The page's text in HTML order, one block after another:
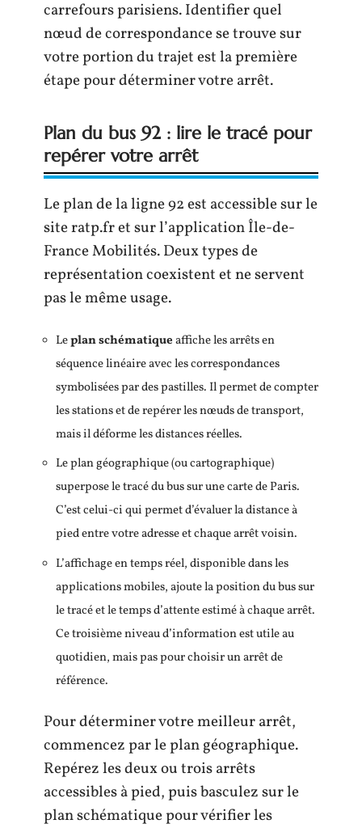
carrefours parisiens. Identifier quel
nœud de correspondance se trouve sur
votre portion du trajet est la première
étape pour déterminer votre arrêt.
Plan du bus 92 : lire le tracé pour
repérer votre arrêt
Le plan de la ligne 92 est accessible sur le
site ratp.fr et sur l’application Île-de-
France Mobilités. Deux types de
représentation coexistent et ne servent
pas le même usage.
Leplan schématiqueaffiche les arrêts en
séquence linéaire avec les correspondances
symbolisées par des pastilles. Il permet de compter
les stations et de repérer les nœuds de transport,
mais il déforme les distances réelles.
Le plan géographique (ou cartographique)
superpose le tracé du bus sur une carte de Paris.
C’est celui-ci qui permet d’évaluer la distance à
pied entre votre adresse et chaque arrêt voisin.
L’affichage en temps réel, disponible dans les
applications mobiles, ajoute la position du bus sur
le tracé et le temps d’attente estimé à chaque arrêt.
Ce troisième niveau d’information est utile au
quotidien, mais pas pour choisir un arrêt de
référence.
Pour déterminer votre meilleur arrêt,
commencez par le plan géographique.
Repérez les deux ou trois arrêts
accessibles à pied, puis basculez sur le
plan schématique pour vérifier les